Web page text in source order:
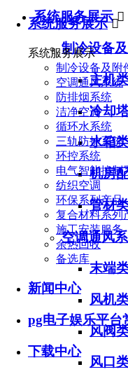
系统服务展示 
系统服务展示
制冷设备及附
空调通风系统
防排烟系统
洁净空调
循环水系统
三轨防护系统
环控系统
电气智能控制
纺织空调
环保系列产品
复合材料系列
施工安装服务
余热回收
备选库
新闻中心
pg电子娱乐平台
下载中心
系统服务展示 
制冷设备
主机
冷却
水箱
机房
管材
空调通风
末端
风机
风阀
风口